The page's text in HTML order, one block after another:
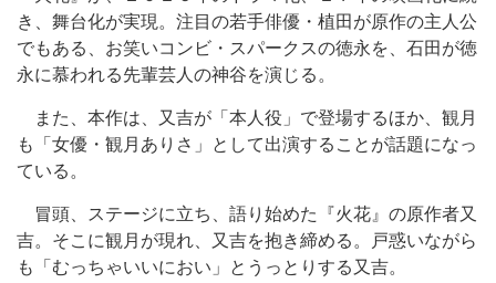
き、舞台化が実現。注目の若手俳優・植田が原作の主人公
でもある、お笑いコンビ・スパークスの徳永を、石田が徳
永に慕われる先輩芸人の神谷を演じる。
また、本作は、又吉が「本人役」で登場するほか、観月
も「女優・観月ありさ」として出演することが話題になっ
ている。
冒頭、ステージに立ち、語り始めた『火花』の原作者又
吉。そこに観月が現れ、又吉を抱き締める。戸惑いながら
も「むっちゃいいにおい」とうっとりする又吉。